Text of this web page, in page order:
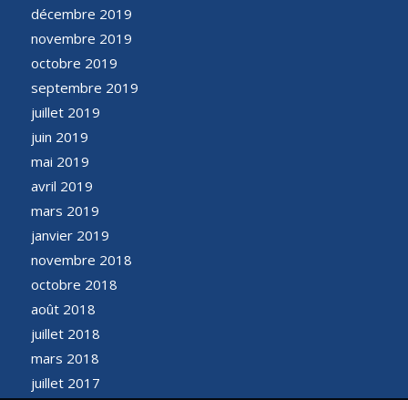
décembre 2019
novembre 2019
octobre 2019
septembre 2019
juillet 2019
juin 2019
mai 2019
avril 2019
mars 2019
janvier 2019
novembre 2018
octobre 2018
août 2018
juillet 2018
mars 2018
juillet 2017